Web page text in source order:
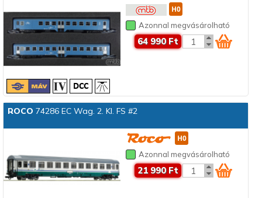
Azonnal megvásárolható
64 990 Ft
ROCO 74286 EC Wag. 2. Kl. FS #2
Azonnal megvásárolható
21 990 Ft